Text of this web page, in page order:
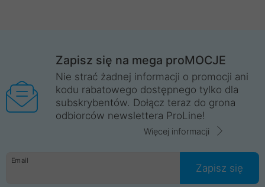
Zapisz się na mega proMOCJE
Nie strać żadnej informacji o promocji ani
kodu rabatowego dostępnego tylko dla
subskrybentów. Dołącz teraz do grona
odbiorców newslettera ProLine!
Więcej informacji
Email
Zapisz się